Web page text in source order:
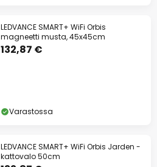
LEDVANCE SMART+ WiFi Orbis
magneetti musta, 45x45cm
132,87 €
Varastossa
LEDVANCE SMART+ WiFi Orbis Jarden -
kattovalo 50cm